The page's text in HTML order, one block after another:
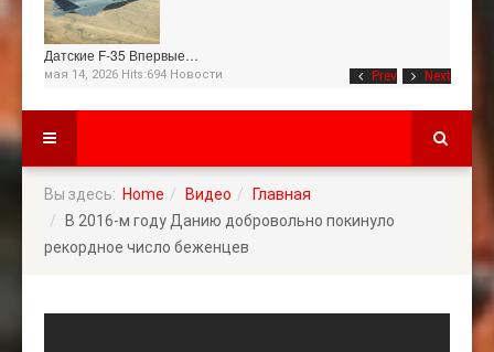
Prev Next
Датские F-35 Впервые…
мая 14, 2026 Hits:694 Новости
Вы здесь: Home Видео
Главная
В 2016-м году Данию добровольно покинуло
рекордное число беженцев